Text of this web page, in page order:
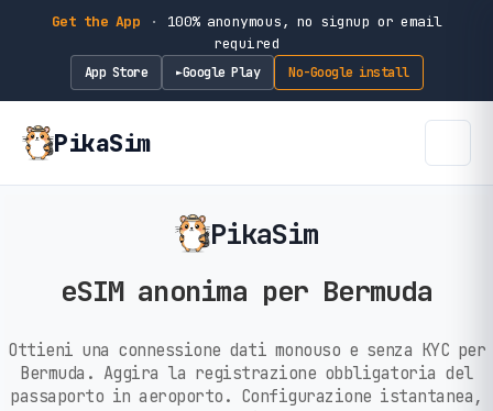
Get the App ·
100% anonymous, no signup or email
required
App Store ►Google Play No-Google install
PikaSim
PikaSim
eSIM anonima per Bermuda
Ottieni una connessione dati monouso e senza KYC per
Bermuda. Aggira la registrazione obbligatoria del
passaporto in aeroporto. Configurazione istantanea,